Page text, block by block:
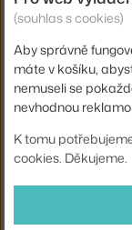
ŽIDLE FORM STEEL,
NORMANN
Ste zo
Shopping
(souhlas s cookies)
Aby správně
máte v košíku,
nemuseli se
nevhodnou
K tomu
cookies. Děkujeme.